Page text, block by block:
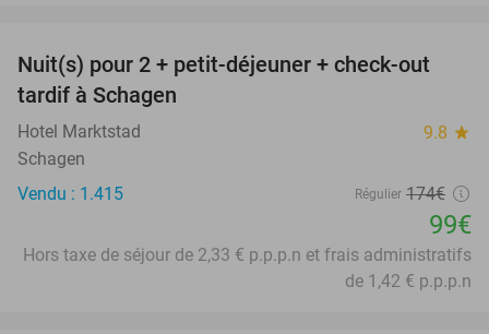
43%
Nuit(s) pour 2 + petit-déjeuner + check-out
tardif à Schagen
Hotel Marktstad 9.8 star
Schagen
Vendu : 1.415
Régulier 174€
99€
Hors taxe de séjour de 2,33 € p.p.p.n et frais administratifs
de 1,42 € p.p.p.n